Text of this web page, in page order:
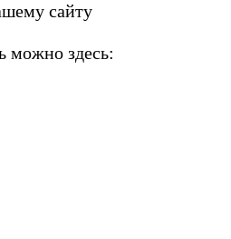
сайту
можно здесь: